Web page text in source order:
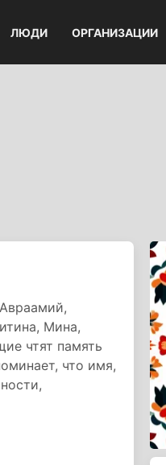
ЛЮДИ ОРГАНИЗАЦИИ
Мина,
чтят память
что имя,